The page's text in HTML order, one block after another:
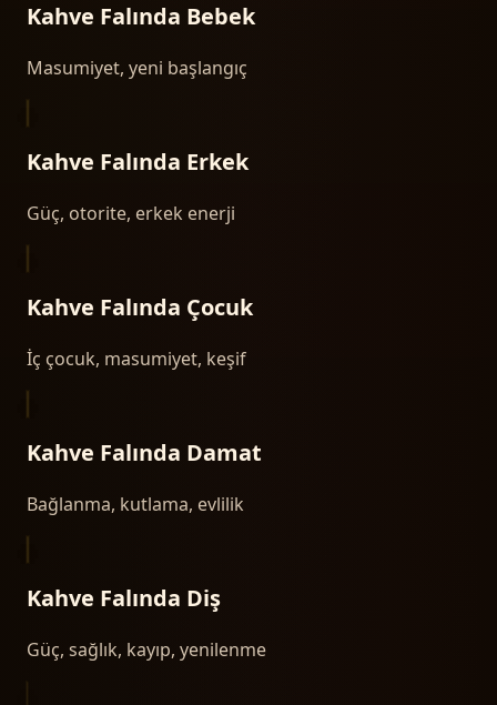
Kahve Falında Bebek
Masumiyet, yeni başlangıç
Kahve Falında Erkek
Güç, otorite, erkek enerji
Kahve Falında Çocuk
İç çocuk, masumiyet, keşif
Kahve Falında Damat
Bağlanma, kutlama, evlilik
Kahve Falında Diş
Güç, sağlık, kayıp, yenilenme